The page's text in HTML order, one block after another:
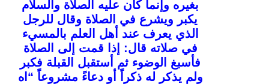
بغيره وإنما كان عليه الصلاة والسلام
يكبر ويشرع في الصلاة وقال للرجل
الذي يعرف عند أهل العلم بالمسيء
في صلاته قال: إذا قمت إلى الصلاة
فأسبغ الوضوء ثم أستقبل القبلة فكبر
ولم يذكر له ذكراً أو دعاءً مشروعاً “اه